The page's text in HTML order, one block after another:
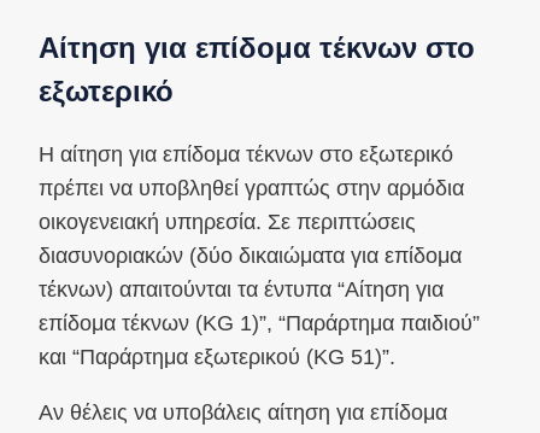
Αίτηση για επίδομα τέκνων στο
εξωτερικό
Η αίτηση για επίδομα τέκνων στο εξωτερικό
πρέπει να υποβληθεί γραπτώς στην αρμόδια
οικογενειακή υπηρεσία. Σε περιπτώσεις
διασυνοριακών (δύο δικαιώματα για επίδομα
τέκνων) απαιτούνται τα έντυπα “Αίτηση για
επίδομα τέκνων (KG 1)”, “Παράρτημα παιδιού”
και “Παράρτημα εξωτερικού (KG 51)”.
Αν θέλεις να υποβάλεις αίτηση για επίδομα